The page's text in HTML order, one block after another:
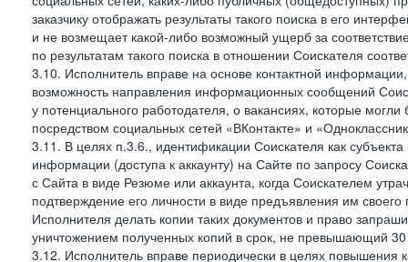
заказчику отображать результаты такого поиска в его
и не возмещает какой-либо возможный ущерб за
по результатам такого поиска в отношении Соискателя
3.10. Исполнитель вправе на основе контактной
возможность направления информационных сообщений
у потенциального работодателя, о вакансиях, которые
посредством социальных сетей «ВКонтакте» и
3.11. В целях п.3.6., идентификации Соискателя как
информации (доступа к аккаунту) на Сайте по запросу
с Сайта в виде Резюме или аккаунта, когда Соискателем
подтверждение его личности в виде предъявления им
Исполнителя делать копии таких документов и право
уничтожением полученных копий в срок, не превышающий
3.12. Исполнитель вправе периодически в целях повышения